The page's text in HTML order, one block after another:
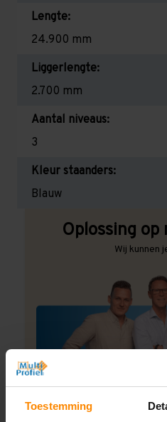
Toestemming
Lengte:
24.900 mm
Liggerlengte:
2.700 mm
Aantal niveaus:
3
Kleur staanders:
Blauw
Oplossing op
Wij kunnen
Een maat die niet op
draagkrachten?